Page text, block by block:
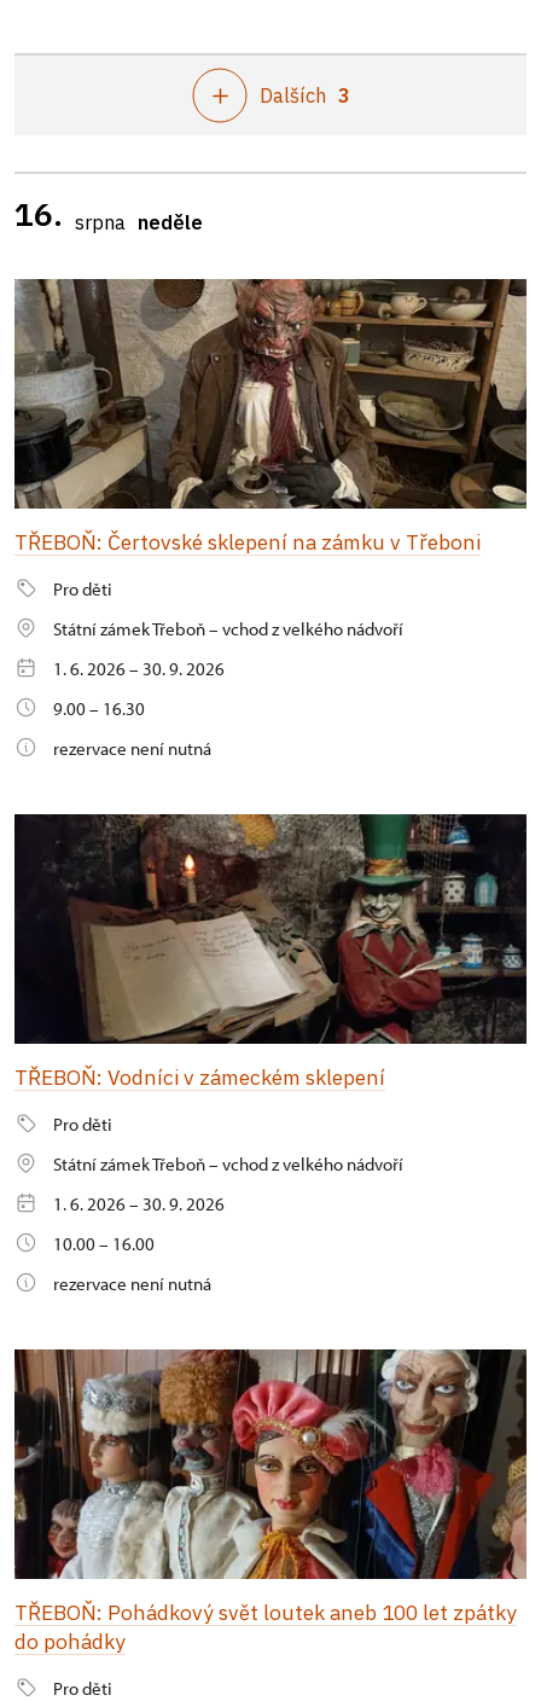
Dalších 3
16. srpna neděle
TŘEBOŇ: Čertovské sklepení na zámku v Třeboni
Pro děti
Státní zámek Třeboň – vchod z velkého nádvoří
1. 6. 2026 – 30. 9. 2026
9.00 – 16.30
rezervace není nutná
TŘEBOŇ: Vodníci v zámeckém sklepení
Pro děti
Státní zámek Třeboň – vchod z velkého nádvoří
1. 6. 2026 – 30. 9. 2026
10.00 – 16.00
rezervace není nutná
TŘEBOŇ: Pohádkový svět loutek aneb 100 let zpátky
do pohádky
Pro děti